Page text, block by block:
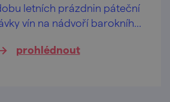
letních prázdnin páteční
vín na nádvoří barokního
prohlédnout